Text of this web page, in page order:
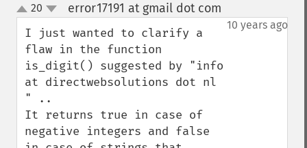
up
down
20 error17191 at gmail dot com
10 years ago
I just wanted to clarify a
flaw in the function
is_digit() suggested by "info
at directwebsolutions dot nl
" ..
It returns true in case of
negative integers and false